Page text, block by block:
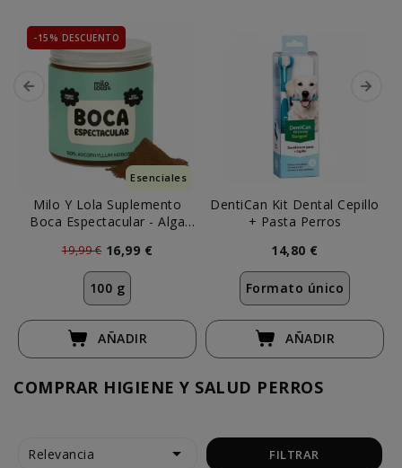
Esenciales
-15% DESCUENTO
Milo Y Lola Suplemento
Boca Espectacular - Alga
19,99 € 16,99 €
100 g
AÑADIR
DentiCan Kit Dental Cepillo
+ Pasta Perros
14,80 €
Formato único
AÑADIR
COMPRAR HIGIENE Y SALUD PERROS
Relevancia  FILTRAR